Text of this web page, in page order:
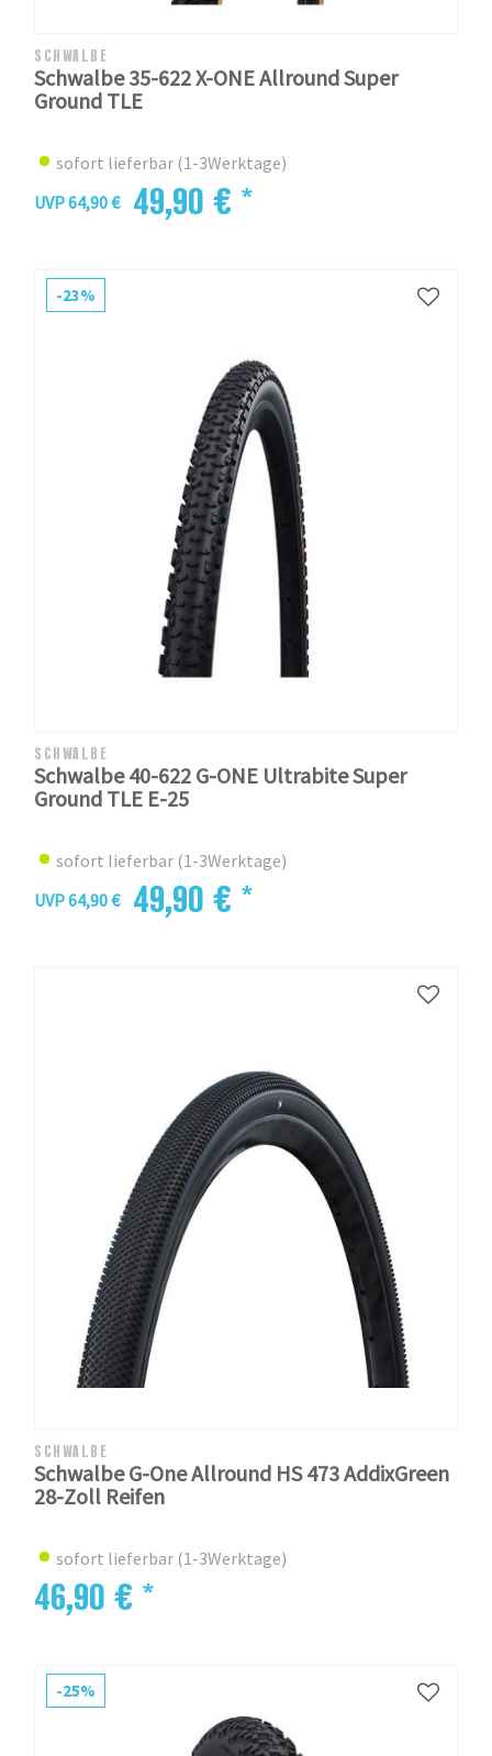
SCHWALBE
Schwalbe 35-622 X-ONE Allround Super
Ground TLE
sofort lieferbar (1-3Werktage)
UVP 64,90 €
49,90 € *
-23%
SCHWALBE
Schwalbe 40-622 G-ONE Ultrabite Super
Ground TLE E-25
sofort lieferbar (1-3Werktage)
UVP 64,90 €
49,90 € *
SCHWALBE
Schwalbe G-One Allround HS 473 AddixGreen
28-Zoll Reifen
sofort lieferbar (1-3Werktage)
46,90 € *
-25%